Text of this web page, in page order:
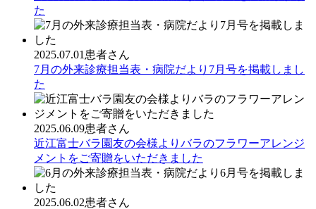
た
2025.07.01 患者さん
7月の外来診療担当表・病院だより7月号を掲載しまし
た
2025.06.09患者さん
近江富士バラ園友の会様よりバラのフラワーアレンジ
メントをご寄贈をいただきました
2025.06.02患者さん